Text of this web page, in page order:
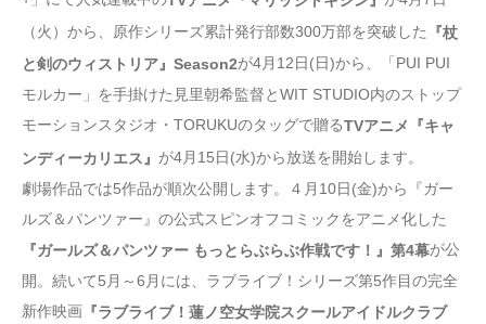
（火）から、原作シリーズ累計発行部数300万部を突破した
『杖
と剣のウィストリア』Season2が4月12日(日)から、「PUI PUI
モルカー」を手掛けた見里朝希監督とWIT STUDIO内のストップ
モーションスタジオ・TORUKUのタッグで贈るTVアニメ『キャ
ンディーカリエス』 が4月15日(水)から放送を開始します。
劇場作品では5作品が順次公開します。４月10日(金)から『ガー
ルズ＆パンツァー』の公式スピンオフコミックをアニメ化した
『ガールズ＆パンツァー もっとらぶらぶ作戦です！』第4幕が公
開。続いて5月～6月には、ラブライブ！シリーズ第5作目の完全
新作映画 『ラブライブ！蓮ノ空女学院スクールアイドルクラブ